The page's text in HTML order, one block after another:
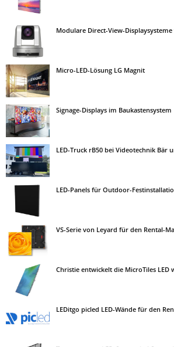
Modulare Direct-View-
Micro-LED-Lösung LG Magnit
Signage-Displays im Baukastensystem
LED-Truck rB50 bei Videotechnik Bär
LED-Panels für Outdoor-
VS-Serie von Leyard für den Rental-
Christie entwickelt die MicroTiles LED
LEDitgo picled LED-Wände für den